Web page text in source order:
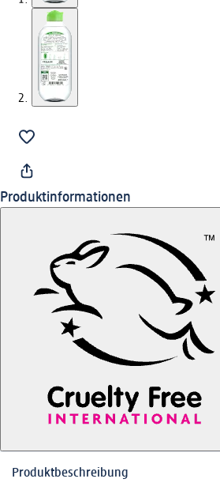
Produktinformationen
Produktbeschreibung